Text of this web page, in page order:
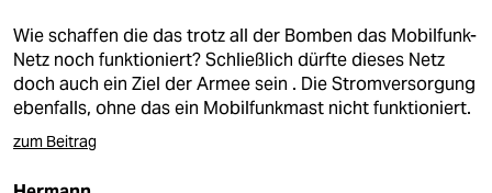
Wie schaffen die das trotz all der Bomben das Mobilfunk-
Netz noch funktioniert? Schließlich dürfte dieses Netz
doch auch ein Ziel der Armee sein . Die Stromversorgung
ebenfalls, ohne das ein Mobilfunkmast nicht funktioniert.
zum Beitrag